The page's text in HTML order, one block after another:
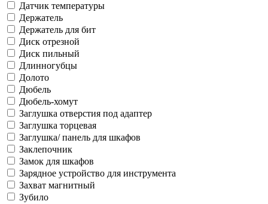
Датчик температуры
Держатель
Держатель для бит
Диск отрезной
Диск пильный
Длинногубцы
Долото
Дюбель
Дюбель-хомут
Заглушка отверстия под адаптер
Заглушка торцевая
Заглушка/ панель для шкафов
Заклепочник
Замок для шкафов
Зарядное устройство для инструмента
Захват магнитный
Зубило